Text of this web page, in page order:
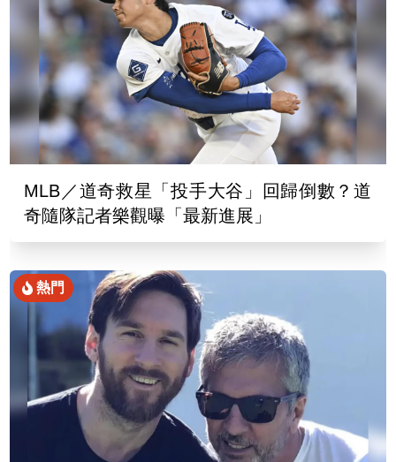
MLB／道奇救星「投手大谷」回歸倒數？道
奇隨隊記者樂觀曝「最新進展」
熱門